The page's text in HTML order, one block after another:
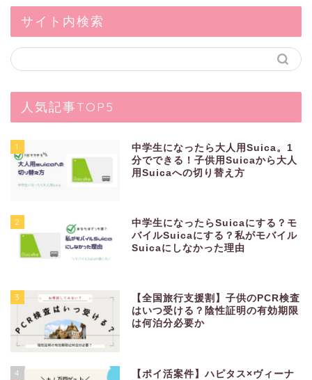
サイト内検索
人気記事TOP5
1
中学生になったら大人用Suica。1
分でできる！子供用Suicaから大人
用Suicaへの切り替え方
2
中学生になったらSuicaにする？モ
バイルSuicaにする？私がモバイル
Suicaにしなかった理由
3
【全国旅行支援割】子供のPCR検査
はいつ受ける？陰性証明の有効期限
は何泊分必要か
4
【ポイ活案件】ハピタス×ヴィーナ